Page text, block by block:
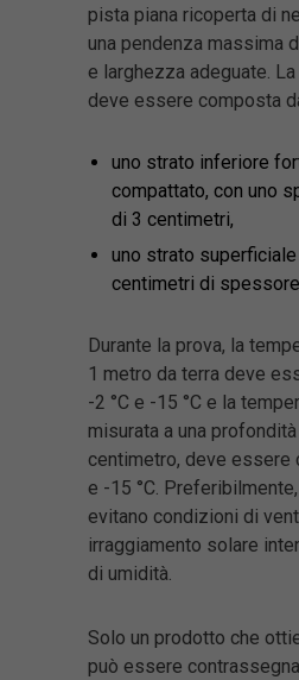
pista piana ricoperta di
una pendenza massima
e larghezza adeguate.
deve essere composta
uno strato inferiore
compattato, con uno
di 3 centimetri,
uno strato
centimetri di spessore
Durante la prova, la
1 metro da terra deve
-2 °C e -15 °C e la
misurata a una profondità
centimetro, deve essere
e -15 °C.
evitano condizioni di
irraggiamento solare
di umidità.
Solo un prodotto che
può essere